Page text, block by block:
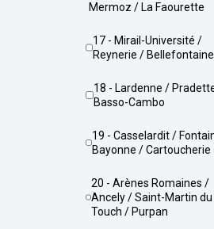
Mermoz / La Faourette
17 - Mirail-Université /
Reynerie / Bellefontaine
18 - Lardenne / Pradettes /
Basso-Cambo
19 - Casselardit / Fontaine-
Bayonne / Cartoucherie
20 - Arènes Romaines /
Ancely / Saint-Martin du
Touch / Purpan